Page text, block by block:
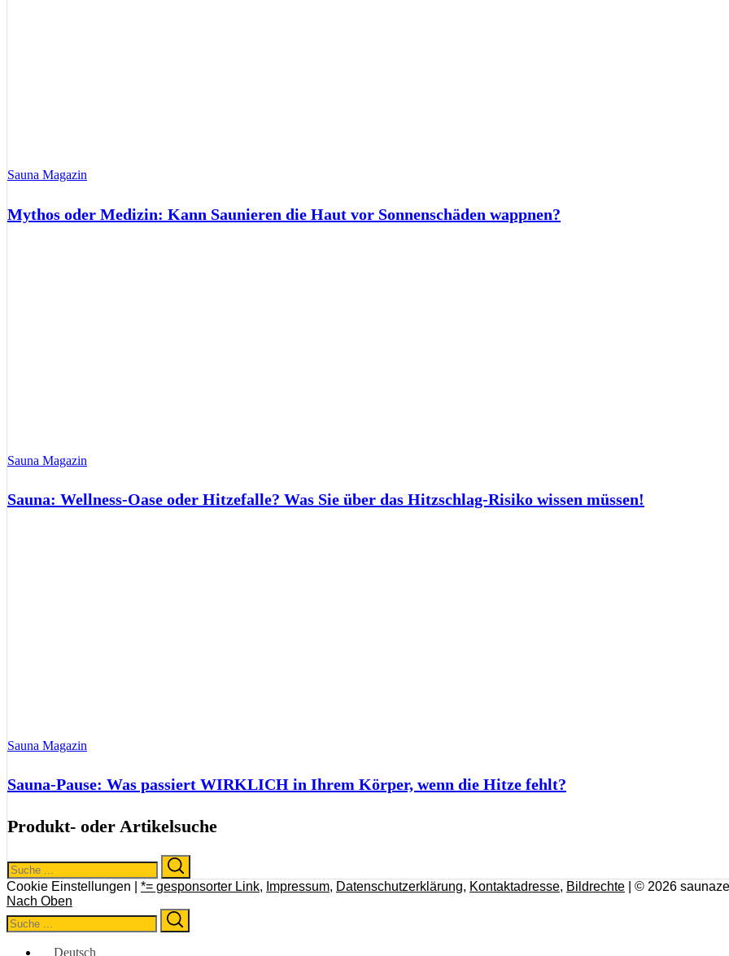
Sauna Magazin
Mythos oder Medizin: Kann Saunieren die Haut vor Sonnenschäden wappnen?
Sauna Magazin
Sauna: Wellness-Oase oder Hitzefalle? Was Sie über das Hitzschlag-Risiko wissen müssen!
Sauna Magazin
Sauna-Pause: Was passiert WIRKLICH in Ihrem Körper, wenn die Hitze fehlt?
Produkt- oder Artikelsuche
Search
for:
Cookie Einstellungen | *= gesponsorter Link, Impressum, Datenschutzerklärung, Kontaktadresse, Bildrechte | © 2026
Nach Oben
Search
for:
Deutsch